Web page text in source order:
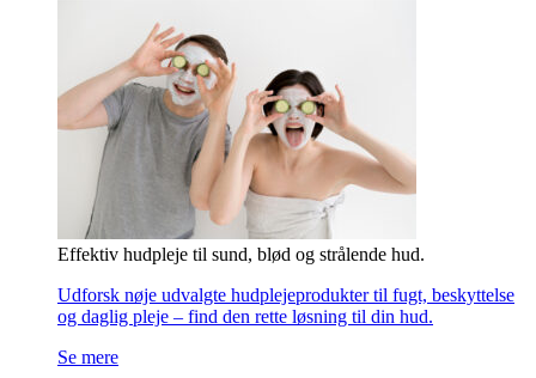
Effektiv hudpleje til sund, blød og strålende hud.
Udforsk nøje udvalgte hudplejeprodukter til fugt, beskyttelse
og daglig pleje – find den rette løsning til din hud.
Se mere